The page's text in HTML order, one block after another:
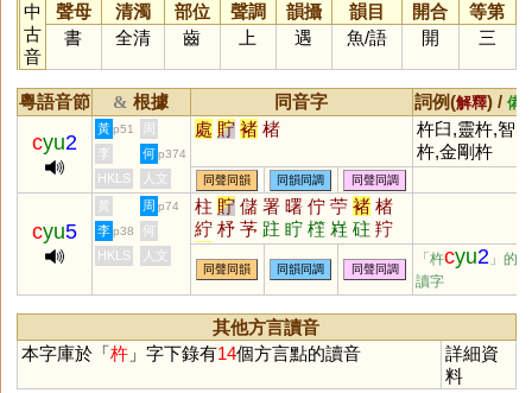
中
古
音
聲母 清濁 部位 聲調 韻攝 韻目 開合
等第
書
全清 齒 上 遇 魚/語 開 三
粵語音節 & 根據 同音字 詞例(解釋) / 備
cyu2
黃 p51 周 處 貯 褚 楮
杵臼,靈杵,智
杵,金剛杵
李 何 p374
HKLS 人文 同聲同韻 同韻同調 同聲同調
cyu5
黃 周 p74 柱 貯 儲 署 曙 佇 苧 褚 楮
紵 杼 芧 跓 眝 樦 嵀 砫 羜
宁
李 p38
何
HKLS
人文
同聲同韻 同韻同調 同聲同調
「杵cyu2 」的異
讀字
其他方言讀音
本字庫於「杵」字下錄有14個方言點的讀音
詳細資
料